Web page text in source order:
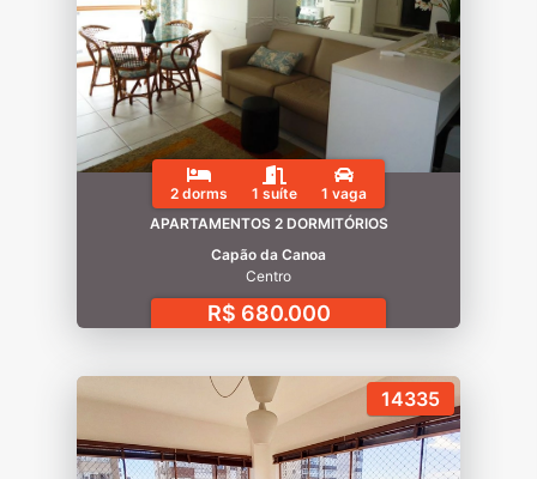
2 dorms 1 suíte
1 vaga
APARTAMENTOS 2 DORMITÓRIOS
Capão da Canoa
Centro
R$ 680.000
14335